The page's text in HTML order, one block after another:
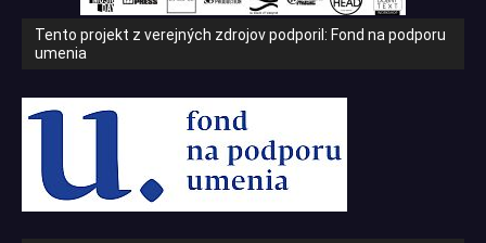
Tento projekt z verejných zdrojov podporil: Fond na podporu
umenia